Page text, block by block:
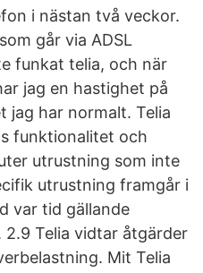
i nästan två veckor.
går via ADSL
funkat telia, och när
jag en hastighet på
jag har normalt. Telia
funktionalitet och
utrustning som inte
utrustning framgår i
var tid gällande
Telia vidtar åtgärder
Mit Telia